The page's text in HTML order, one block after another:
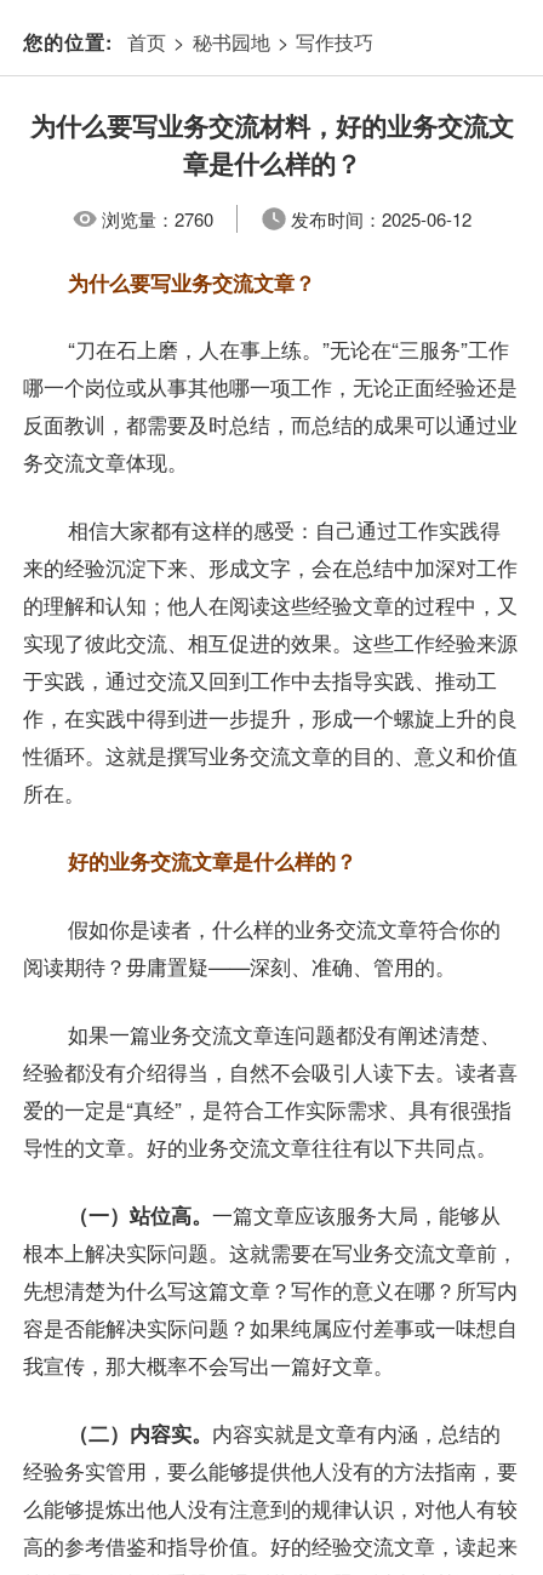
您的位置: 首页 > 秘书园地 > 写作技巧
为什么要写业务交流材料，好的业务交流文
章是什么样的？
浏览量：2760 发布时间： 2025-06-12
为什么要写业务交流文章？
“刀在石上磨，人在事上练。”无论在“三服务”工作
哪一个岗位或从事其他哪一项工作，无论正面经验还是
反面教训，都需要及时总结，而总结的成果可以通过业
务交流文章体现。
相信大家都有这样的感受：自己通过工作实践得
来的经验沉淀下来、形成文字，会在总结中加深对工作
的理解和认知；他人在阅读这些经验文章的过程中，又
实现了彼此交流、相互促进的效果。这些工作经验来源
于实践，通过交流又回到工作中去指导实践、推动工
作，在实践中得到进一步提升，形成一个螺旋上升的良
性循环。这就是撰写业务交流文章的目的、意义和价值
所在。
好的业务交流文章是什么样的？
假如你是读者，什么样的业务交流文章符合你的
阅读期待？毋庸置疑——深刻、准确、管用的。
如果一篇业务交流文章连问题都没有阐述清楚、
经验都没有介绍得当，自然不会吸引人读下去。读者喜
爱的一定是“真经”，是符合工作实际需求、具有很强指
导性的文章。好的业务交流文章往往有以下共同点。
（一）站位高。 一篇文章应该服务大局，能够从
根本上解决实际问题。这就需要在写业务交流文章前，
先想清楚为什么写这篇文章？写作的意义在哪？所写内
容是否能解决实际问题？如果纯属应付差事或一味想自
我宣传，那大概率不会写出一篇好文章。
（二）内容实。 内容实就是文章有内涵，总结的
经验务实管用，要么能够提供他人没有的方法指南，要
么能够提炼出他人没有注意到的规律认识，对他人有较
高的参考借鉴和指导价值。好的经验交流文章，读起来